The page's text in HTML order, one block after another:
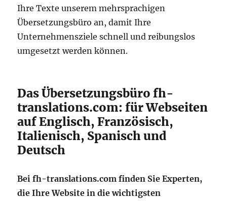
Ihre Texte unserem mehrsprachigen
Übersetzungsbüro an, damit Ihre
Unternehmensziele schnell und reibungslos
umgesetzt werden können.
Das Übersetzungsbüro fh-
translations.com: für Webseiten
auf Englisch, Französisch,
Italienisch, Spanisch und
Deutsch
Bei fh-translations.com finden Sie Experten,
die Ihre Website in die wichtigsten